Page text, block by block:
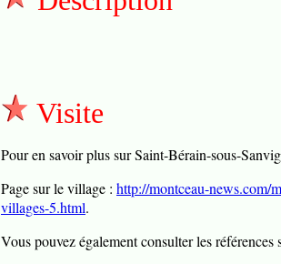
Visite
Pour en savoir plus sur Saint-Bérain-sous-
Page sur le village : http://montceau-news.com/
villages-5.html.
Vous pouvez également consulter les références